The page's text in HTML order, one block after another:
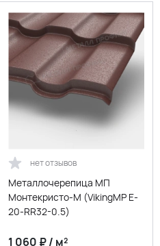
нет отзывов
Металлочерепица МП
Монтекристо-M (VikingMP E-
20-RR32-0.5)
1 060 ₽/ м²